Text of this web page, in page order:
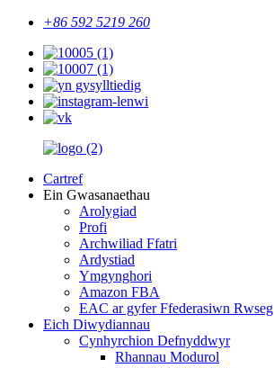
+86 592 5219 260
Cartref
Ein Gwasanaethau
Arolygiad
Profi
Archwiliad Ffatri
Ardystiad
Ymgynghori
Amazon FBA
EAC ar gyfer Ffederasiwn Rwseg
Eich Diwydiannau
Cynhyrchion Defnyddwyr
Rhannau Modurol